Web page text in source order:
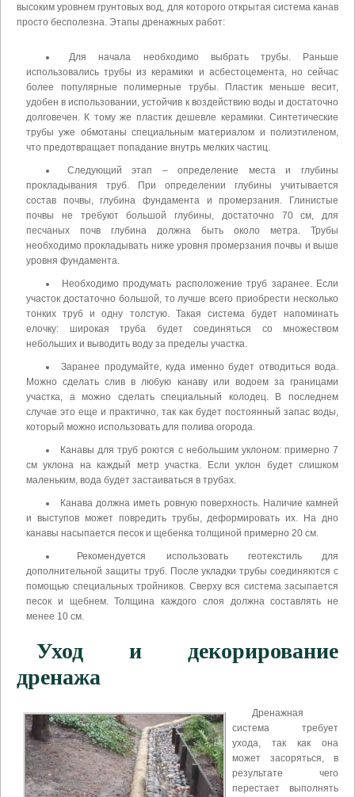
высоким уровнем грунтовых вод, для которого открытая система канав
просто бесполезна. Этапы дренажных работ:
Для начала необходимо выбрать трубы. Раньше
использовались трубы из керамики и асбестоцемента, но сейчас
более популярные полимерные трубы. Пластик меньше весит,
удобен в использовании, устойчив к воздействию воды и достаточно
долговечен. К тому же пластик дешевле керамики. Синтетические
трубы уже обмотаны специальным материалом и полиэтиленом,
что предотвращает попадание внутрь мелких частиц.
Следующий этап – определение места и глубины
прокладывания труб. При определении глубины учитывается
состав почвы, глубина фундамента и промерзания. Глинистые
почвы не требуют большой глубины, достаточно 70 см, для
песчаных почв глубина должна быть около метра. Трубы
необходимо прокладывать ниже уровня промерзания почвы и выше
уровня фундамента.
Необходимо продумать расположение труб заранее. Если
участок достаточно большой, то лучше всего приобрести несколько
тонких труб и одну толстую. Такая система будет напоминать
елочку: широкая труба будет соединяться со множеством
небольших и выводить воду за пределы участка.
Заранее продумайте, куда именно будет отводиться вода.
Можно сделать слив в любую канаву или водоем за границами
участка, а можно сделать специальный колодец. В последнем
случае это еще и практично, так как будет постоянный запас воды,
который можно использовать для полива огорода.
Канавы для труб роются с небольшим уклоном: примерно 7
см уклона на каждый метр участка. Если уклон будет слишком
маленьким, вода будет застаиваться в трубах.
Канава должна иметь ровную поверхность. Наличие камней
и выступов может повредить трубы, деформировать их. На дно
канавы насыпается песок и щебенка толщиной примерно 20 см.
Рекомендуется использовать геотекстиль для
дополнительной защиты труб. После укладки трубы соединяются с
помощью специальных тройников. Сверху вся система засыпается
песок и щебнем. Толщина каждого слоя должна составлять не
менее 10 см.
Уход и декорирование
дренажа
Дренажная
система требует
ухода, так как она
может засоряться, в
результате чего
перестает выполнять